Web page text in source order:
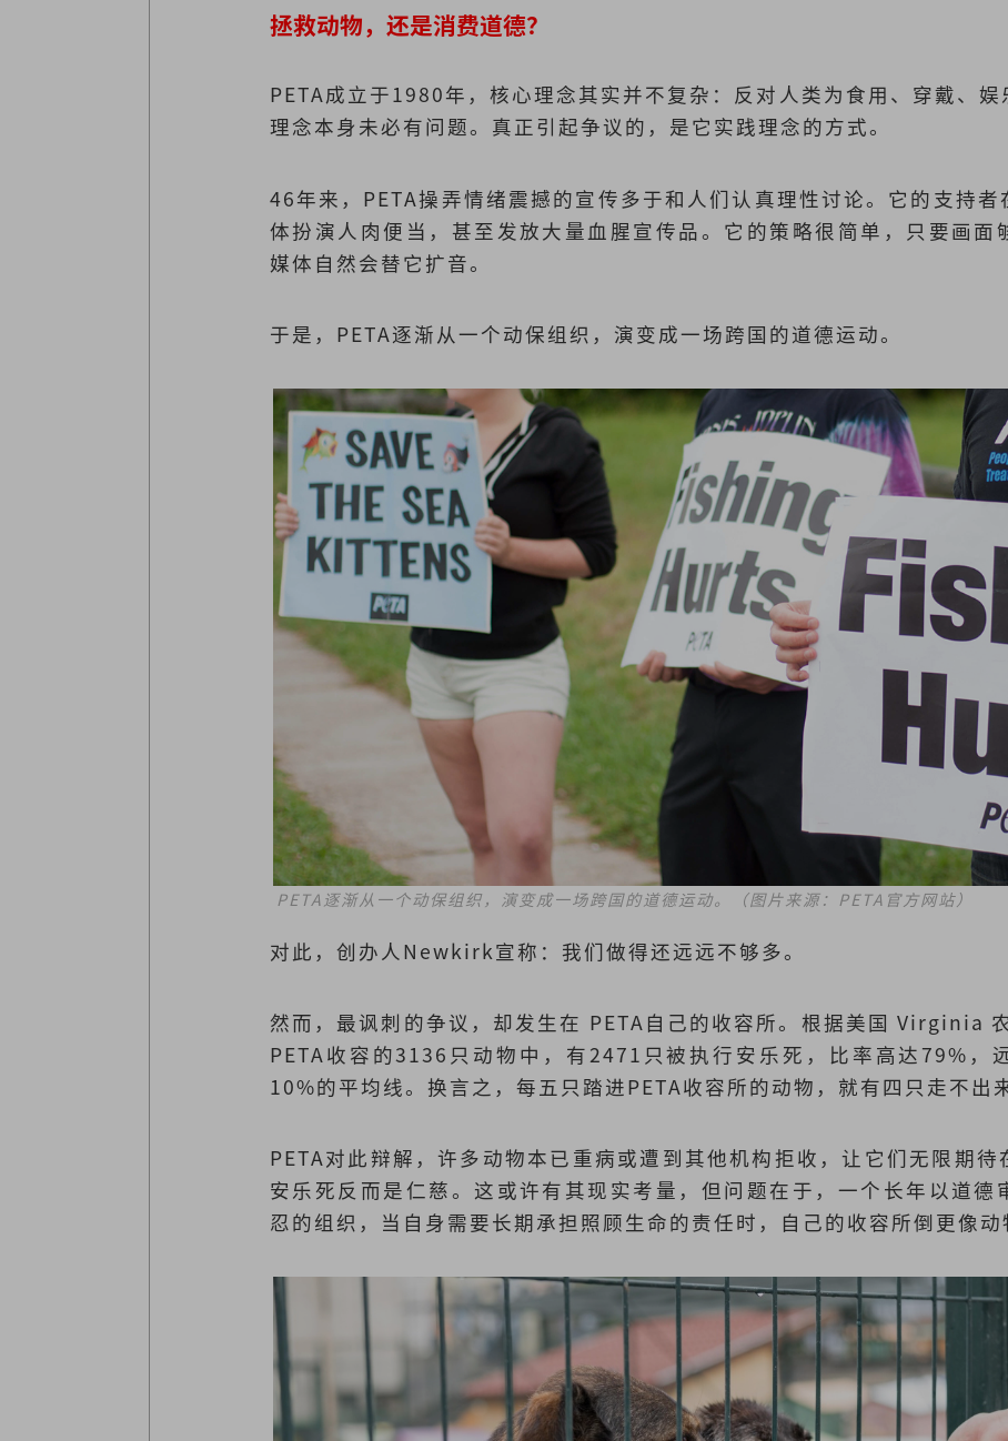
拯救动物，还是消费道德？
PETA成立于1980年，核心理念其实并不复杂：反对人类为食用、穿戴、娱
理念本身未必有问题。真正引起争议的，是它实践理念的方式。
46年来，PETA操弄情绪震撼的宣传多于和人们认真理性讨论。它的支持者
体扮演人肉便当，甚至发放大量血腥宣传品。它的策略很简单，只要画面
媒体自然会替它扩音。
于是，PETA逐渐从一个动保组织，演变成一场跨国的道德运动。
PETA逐渐从一个动保组织，演变成一场跨国的道德运动。（图片来源：PETA官方网站）
对此，创办人Newkirk宣称：我们做得还远远不够多。
然而，最讽刺的争议，却发生在 PETA自己的收容所。根据美国 Virginia
PETA收容的3136只动物中，有2471只被执行安乐死，比率高达79%，
10%的平均线。换言之，每五只踏进PETA收容所的动物，就有四只走不出来
PETA对此辩解，许多动物本已重病或遭到其他机构拒收，让它们无限期待
安乐死反而是仁慈。这或许有其现实考量，但问题在于，一个长年以道德
忍的组织，当自身需要长期承担照顾生命的责任时，自己的收容所倒更像动